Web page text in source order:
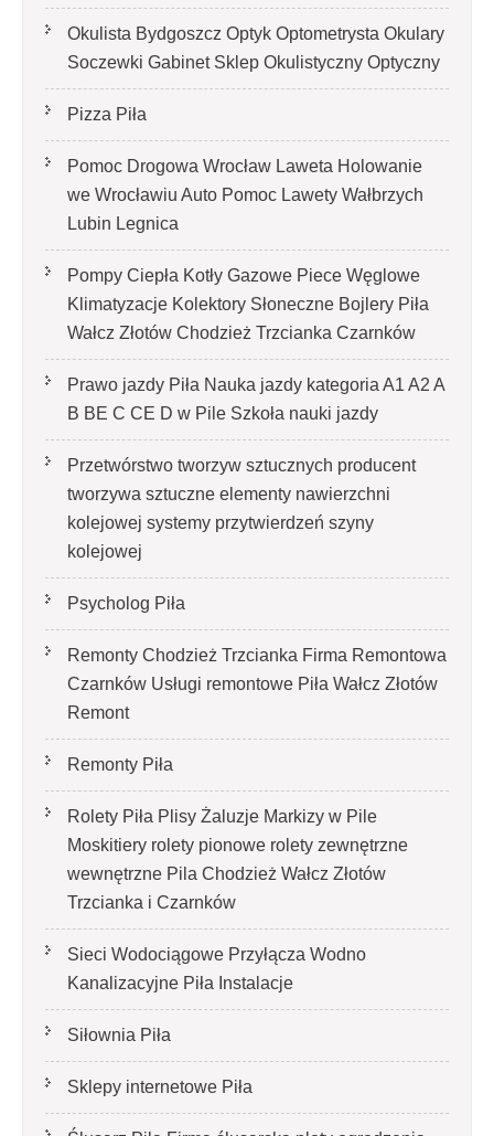
Okulista Bydgoszcz Optyk Optometrysta Okulary
Soczewki Gabinet Sklep Okulistyczny Optyczny
Pizza Piła
Pomoc Drogowa Wrocław Laweta Holowanie
we Wrocławiu Auto Pomoc Lawety Wałbrzych
Lubin Legnica
Pompy Ciepła Kotły Gazowe Piece Węglowe
Klimatyzacje Kolektory Słoneczne Bojlery Piła
Wałcz Złotów Chodzież Trzcianka Czarnków
Prawo jazdy Piła Nauka jazdy kategoria A1 A2 A
B BE C CE D‎ w Pile Szkoła nauki jazdy
Przetwórstwo tworzyw sztucznych producent
tworzywa sztuczne elementy nawierzchni
kolejowej systemy przytwierdzeń szyny
kolejowej
Psycholog Piła
Remonty Chodzież Trzcianka Firma Remontowa
Czarnków Usługi remontowe Piła Wałcz Złotów
Remont
Remonty Piła
Rolety Piła Plisy Żaluzje Markizy w Pile
Moskitiery rolety pionowe rolety zewnętrzne
wewnętrzne Pila Chodzież Wałcz Złotów
Trzcianka i Czarnków
Sieci Wodociągowe Przyłącza Wodno
Kanalizacyjne Piła Instalacje
Siłownia Piła
Sklepy internetowe Piła